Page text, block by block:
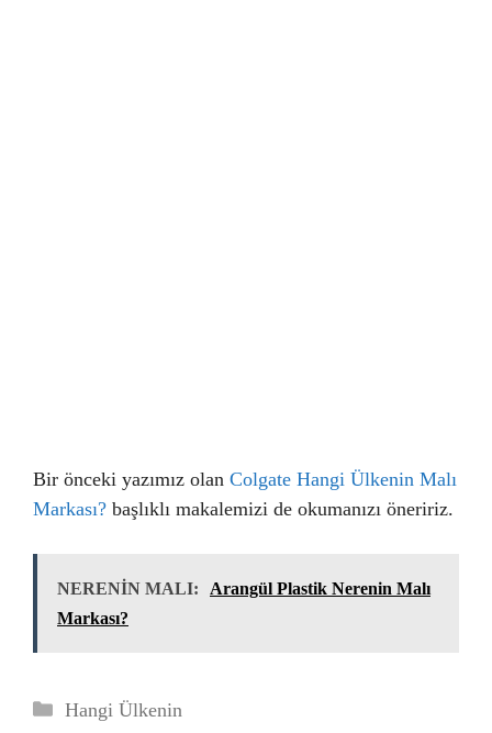
Bir önceki yazımız olan Colgate Hangi Ülkenin Malı
Markası? başlıklı makalemizi de okumanızı öneririz.
NERENİN MALI:
Arangül Plastik Nerenin Malı
Markası?
Kategoriler
Hangi Ülkenin